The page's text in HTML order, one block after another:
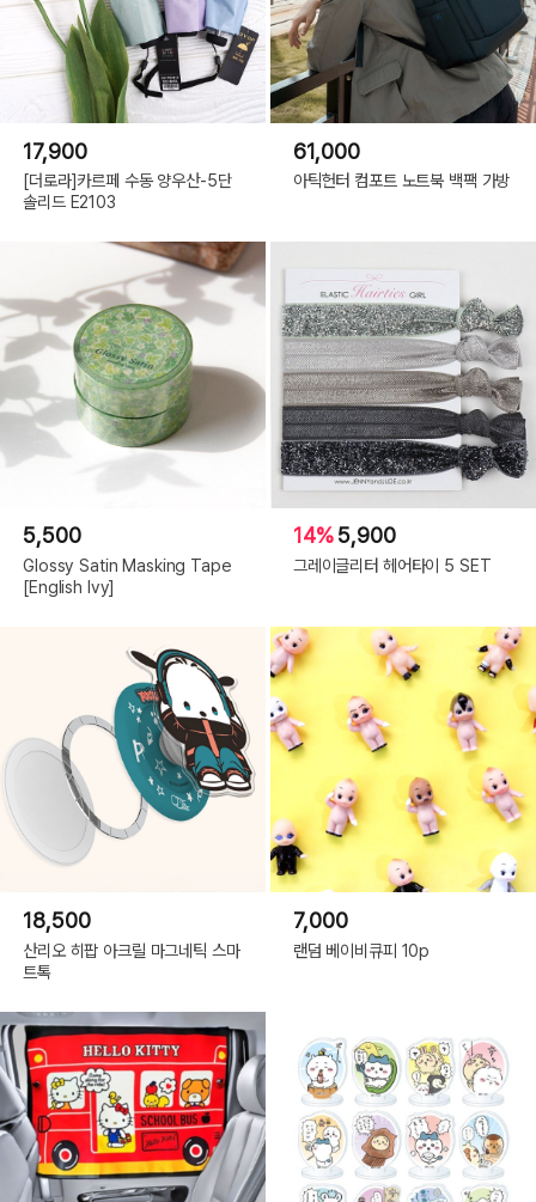
17,900
[더로라]카르페 수동 양우산-5단
솔리드 E2103
61,000
아틱헌터 컴포트 노트북 백팩 가방
5,500
Glossy Satin Masking Tape
[English Ivy]
14%5,900
그레이글리터 헤어타이 5 SET
18,500
산리오 히팝 아크릴 마그네틱 스마
트톡
7,000
랜덤 베이비큐피 10p